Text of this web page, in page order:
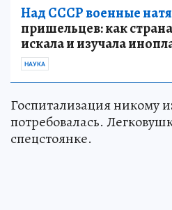
Над СССР военные
пришельцев: как
искала и изучала
НАУКА
Госпитализация никому
потребовалась.
спецстоянке.